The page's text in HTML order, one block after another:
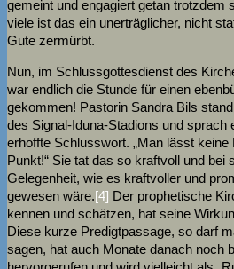
gemeint und engagiert getan trotzdem
viele ist das ein unerträglicher, nicht
Gute zermürbt.
Nun, im Schlussgottesdienst des
war endlich die Stunde für einen
gekommen! Pastorin Sandra Bils
des Signal-Iduna-Stadions und sprach
erhoffte Schlusswort. „Man lässt
Punkt!“ Sie tat das so kraftvoll und bei
Gelegenheit, wie es kraftvoller und
gewesen wäre.[4] Der prophetische
kennen und schätzen, hat seine
Diese kurze Predigtpassage, so darf
sagen, hat auch Monate danach noch